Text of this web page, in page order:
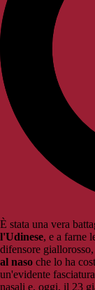
È stata una vera
l'Udinese, e a farne
difensore
al naso che lo ha
un'evidente
nasali e, oggi, il 23